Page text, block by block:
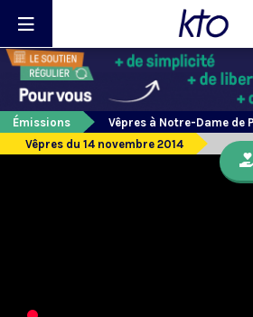
Émissions
Vêpres à Notre-Dame de
Vêpres du 14 novembre 2014